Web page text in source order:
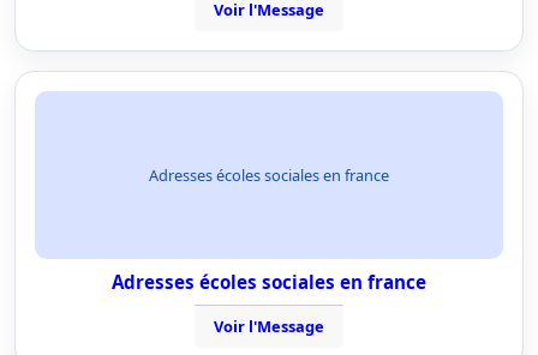
Voir l'Message
Adresses écoles sociales en france
Adresses écoles sociales en france
Voir l'Message